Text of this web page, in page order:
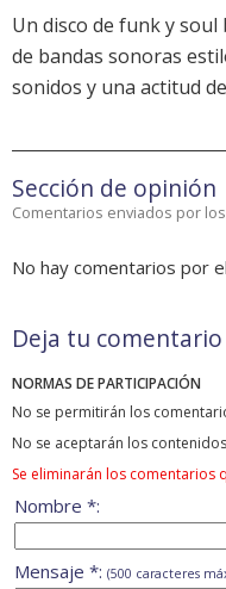
Un disco de funk y
de bandas sonoras
sonidos y una actitud
Sección de opinión
Comentarios enviados por
No hay comentarios por
Deja tu comentario
NORMAS DE PARTICIPACIÓN
No se permitirán los
No se aceptarán los
Se eliminarán los comentarios
Nombre *:
Mensaje *: (500 caracteres